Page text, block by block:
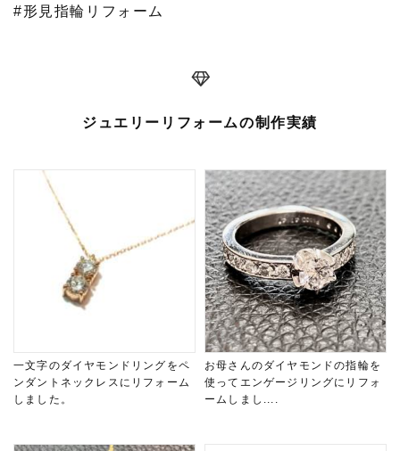
#形見指輪リフォーム
ジュエリーリフォームの制作実績
一文字のダイヤモンドリングをペ
ンダントネックレスにリフォーム
しました。
お母さんのダイヤモンドの指輪を
使ってエンゲージリングにリフォ
ームしまし....